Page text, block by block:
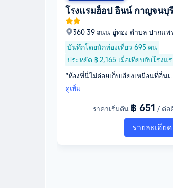
โรงแรมฮ็อป อินน์ กาญจนบุรี
360 39 ถนน อู่ทอง ตำบล ปากแพร
อำเภอเมือง, ตำบล ปากแพรก, จังหวั
ดกาญจนบุรี, 71000
บันทึกโดยนักท่องเที่ยว 695 คน
ประหยัด ฿ 2,165 เมื่อเทียบกับโรงแรม
ใกล้เคียง
“ห้องที่นี่ไม่ค่อยเก็บเสียงเหมือนที่อื่นเล
ค่ะ ข้างบนเช็คอินดึกแล้วยังไม่มีมารย
นข้างเก่าแต่ก็เย็นอยู่ สถานที่อยู่ค่อน
งไกลกับร้านยอดนิยมค่ะ”
ดูเพิ่ม
ราคาเริ่มต้น ฿ 651 / ต่อ
รายละเอียด